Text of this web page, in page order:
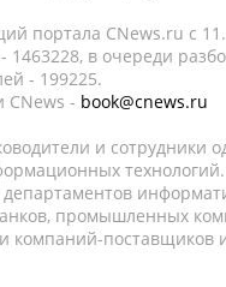
портала CNews.ru c
в очереди
- 199225.
CNews - book@cnews.ru
и сотрудники
промышленных
компаний-поставщиков